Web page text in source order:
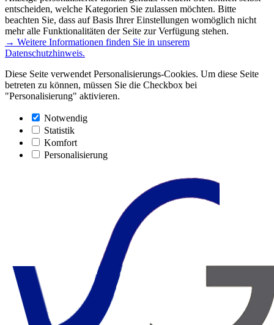
entscheiden, welche Kategorien Sie zulassen möchten. Bitte
beachten Sie, dass auf Basis Ihrer Einstellungen womöglich nicht
mehr alle Funktionalitäten der Seite zur Verfügung stehen.
→ Weitere Informationen finden Sie in unserem
Datenschutzhinweis.
Diese Seite verwendet Personalisierungs-Cookies. Um diese Seite
betreten zu können, müssen Sie die Checkbox bei
"Personalisierung" aktivieren.
Notwendig
Statistik
Komfort
Personalisierung